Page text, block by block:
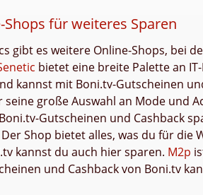
für weiteres Sparen
gibt es weitere Online-Shops, bei
bietet eine breite Palette an
kannst mit Boni.tv-Gutscheinen
große Auswahl an Mode und
Gutscheinen und Cashback
Shop bietet alles, was du für die
kannst du auch hier sparen. M2p
und Cashback von Boni.tv